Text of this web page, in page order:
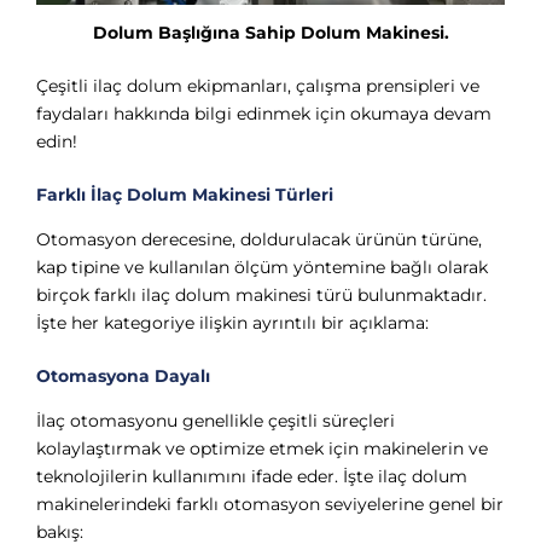
Dolum Başlığına Sahip Dolum Makinesi.
Çeşitli ilaç dolum ekipmanları, çalışma prensipleri ve
faydaları hakkında bilgi edinmek için okumaya devam
edin!
Farklı İlaç Dolum Makinesi Türleri
Otomasyon derecesine, doldurulacak ürünün türüne,
kap tipine ve kullanılan ölçüm yöntemine bağlı olarak
birçok farklı ilaç dolum makinesi türü bulunmaktadır.
İşte her kategoriye ilişkin ayrıntılı bir açıklama:
Otomasyona Dayalı
İlaç otomasyonu genellikle çeşitli süreçleri
kolaylaştırmak ve optimize etmek için makinelerin ve
teknolojilerin kullanımını ifade eder. İşte ilaç dolum
makinelerindeki farklı otomasyon seviyelerine genel bir
bakış: